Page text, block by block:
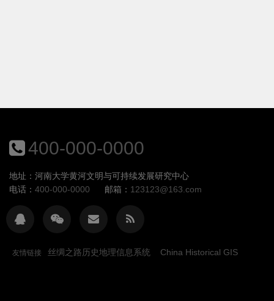
400-000-0000
地址：河南大学黄河文明与可持续发展研究中心
电话： 400-000-0000 邮箱： 123123@163.com
友情链接 丝绸之路历史地理信息系统 China Historical GIS